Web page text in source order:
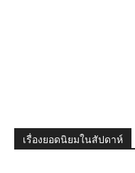
เรื่องยอดนิยมในสัปดาห์